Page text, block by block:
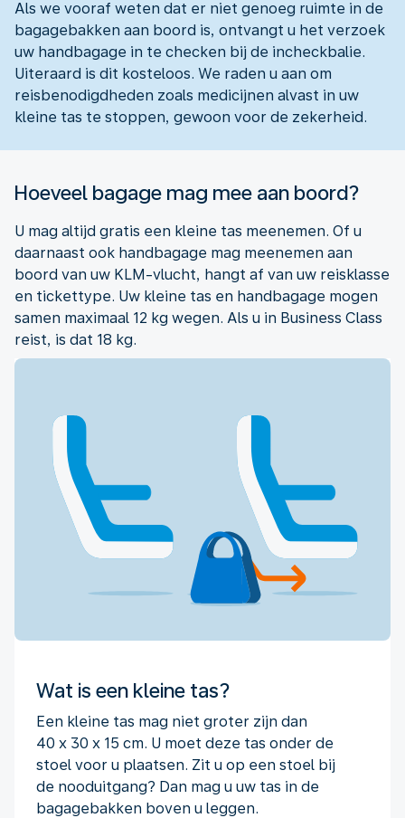
Als we vooraf weten dat er niet genoeg ruimte in de
bagagebakken aan boord is, ontvangt u het verzoek
uw handbagage in te checken bij de incheckbalie.
Uiteraard is dit kosteloos. We raden u aan om
reisbenodigdheden zoals medicijnen alvast in uw
kleine tas te stoppen, gewoon voor de zekerheid.
Hoeveel bagage mag mee aan boord?
U mag altijd gratis een kleine tas meenemen. Of u
daarnaast ook handbagage mag meenemen aan
boord van uw KLM-vlucht, hangt af van uw reisklasse
en tickettype. Uw kleine tas en handbagage mogen
samen maximaal 12 kg wegen. Als u in Business Class
reist, is dat 18 kg.
Wat is een kleine tas?
Een kleine tas mag niet groter zijn dan
40 x 30 x 15 cm. U moet deze tas onder de
stoel voor u plaatsen. Zit u op een stoel bij
de nooduitgang? Dan mag u uw tas in de
bagagebakken boven u leggen.